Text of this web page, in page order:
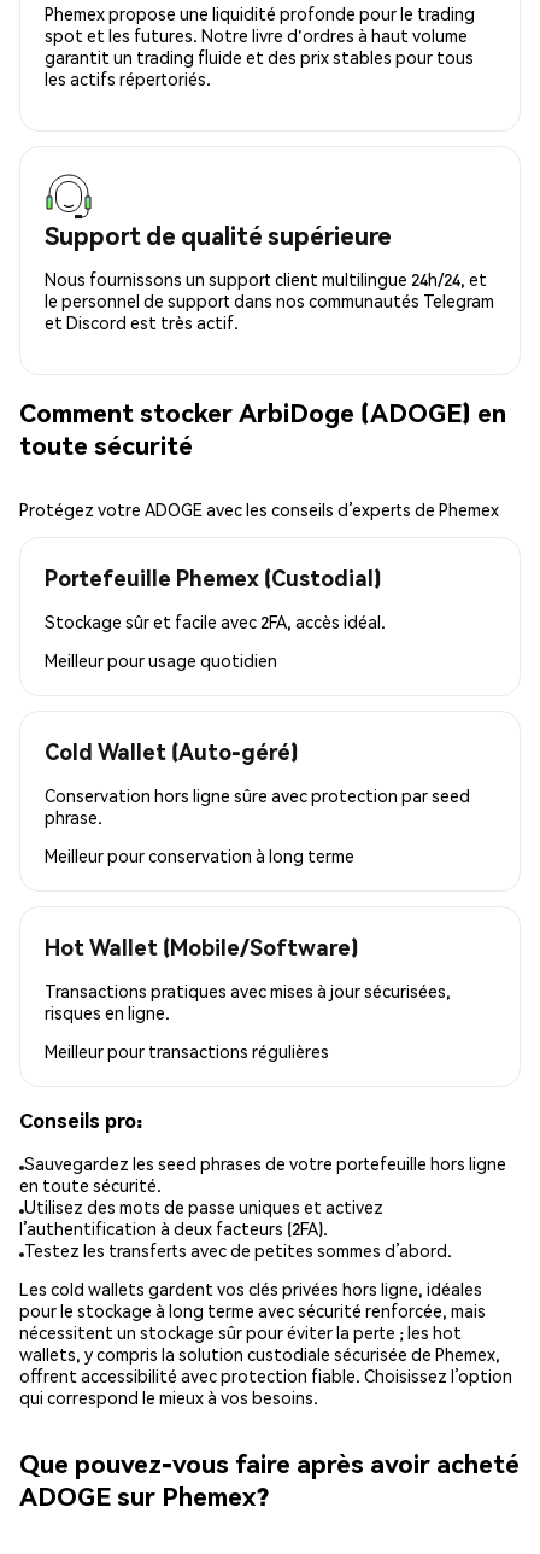
Phemex propose une liquidité profonde pour le trading
spot et les futures. Notre livre d'ordres à haut volume
garantit un trading fluide et des prix stables pour tous
les actifs répertoriés.
Support de qualité supérieure
Nous fournissons un support client multilingue 24h/24, et
le personnel de support dans nos communautés Telegram
et Discord est très actif.
Comment stocker ArbiDoge (ADOGE) en
toute sécurité
Protégez votre ADOGE avec les conseils d’experts de Phemex
Portefeuille Phemex (Custodial)
Stockage sûr et facile avec 2FA, accès idéal.
Meilleur pourusage quotidien
Cold Wallet (Auto-géré)
Conservation hors ligne sûre avec protection par seed
phrase.
Meilleur pourconservation à long terme
Hot Wallet (Mobile/Software)
Transactions pratiques avec mises à jour sécurisées,
risques en ligne.
Meilleur pour transactions régulières
Conseils pro:
Sauvegardez les seed phrases de votre portefeuille hors ligne
en toute sécurité.
Utilisez des mots de passe uniques et activez
l’authentification à deux facteurs (2FA).
Testez les transferts avec de petites sommes d’abord.
Les cold wallets gardent vos clés privées hors ligne, idéales
pour le stockage à long terme avec sécurité renforcée, mais
nécessitent un stockage sûr pour éviter la perte ; les hot
wallets, y compris la solution custodiale sécurisée de Phemex,
offrent accessibilité avec protection fiable. Choisissez l’option
qui correspond le mieux à vos besoins.
Que pouvez-vous faire après avoir acheté
ADOGE sur Phemex?